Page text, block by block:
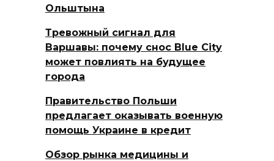
Ольштына
Тревожный сигнал для
Варшавы: почему снос Blue City
может повлиять на будущее
города
Правительство Польши
предлагает оказывать военную
помощь Украине в кредит
Обзор рынка медицины и